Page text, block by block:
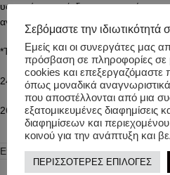
υφασμάτινη επένδυση, αφαιρούμενο
αντιολισθητική σόλα. Ιδανική για
*Τα μεγέθη είναι διπλά
24/25
26/27
Επιπλέον πληροφορίες
Σεβόμαστε την ιδιωτικότητά
Εμείς και οι συνεργάτες μας
πρόσβαση σε πληροφορίες σε
cookies και
όπως μοναδικά
που αποστέλλονται από μια
εξατομικευμένες διαφημίσεις
διαφημίσεων και
κοινού για την ανάπτυξη και
ΠΕΡΙΣΣΟΤΕΡΕΣ ΕΠΙΛΟΓΕΣ